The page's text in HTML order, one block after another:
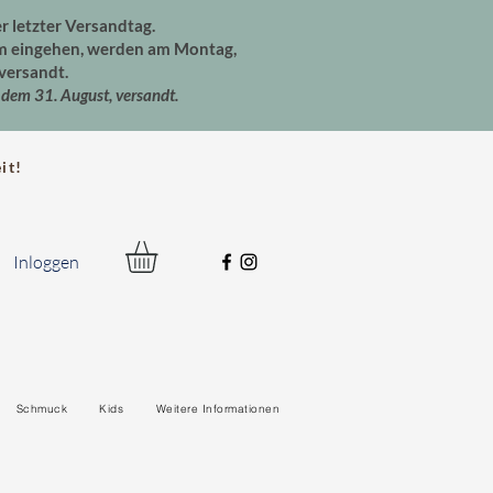
letzter Versandtag.
eingehen, werden am Montag,
31. August, versandt.
Inloggen
Schmuck Kids Weitere Informationen